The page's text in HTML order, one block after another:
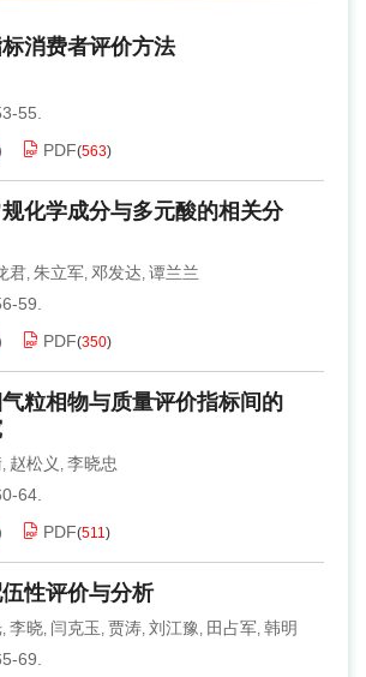
消费者评价方法
55.
PDF(563)
化学成分与多元酸的相关分
君, 朱立军, 邓发达, 谭兰兰
59.
PDF(350)
粒相物与质量评价指标间的
, 赵松义 , 李晓忠
64.
PDF(511)
性评价与分析
, 李晓, 闫克玉 , 贾涛, 刘江豫 , 田占军, 韩明
69.